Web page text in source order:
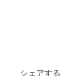
シェアする